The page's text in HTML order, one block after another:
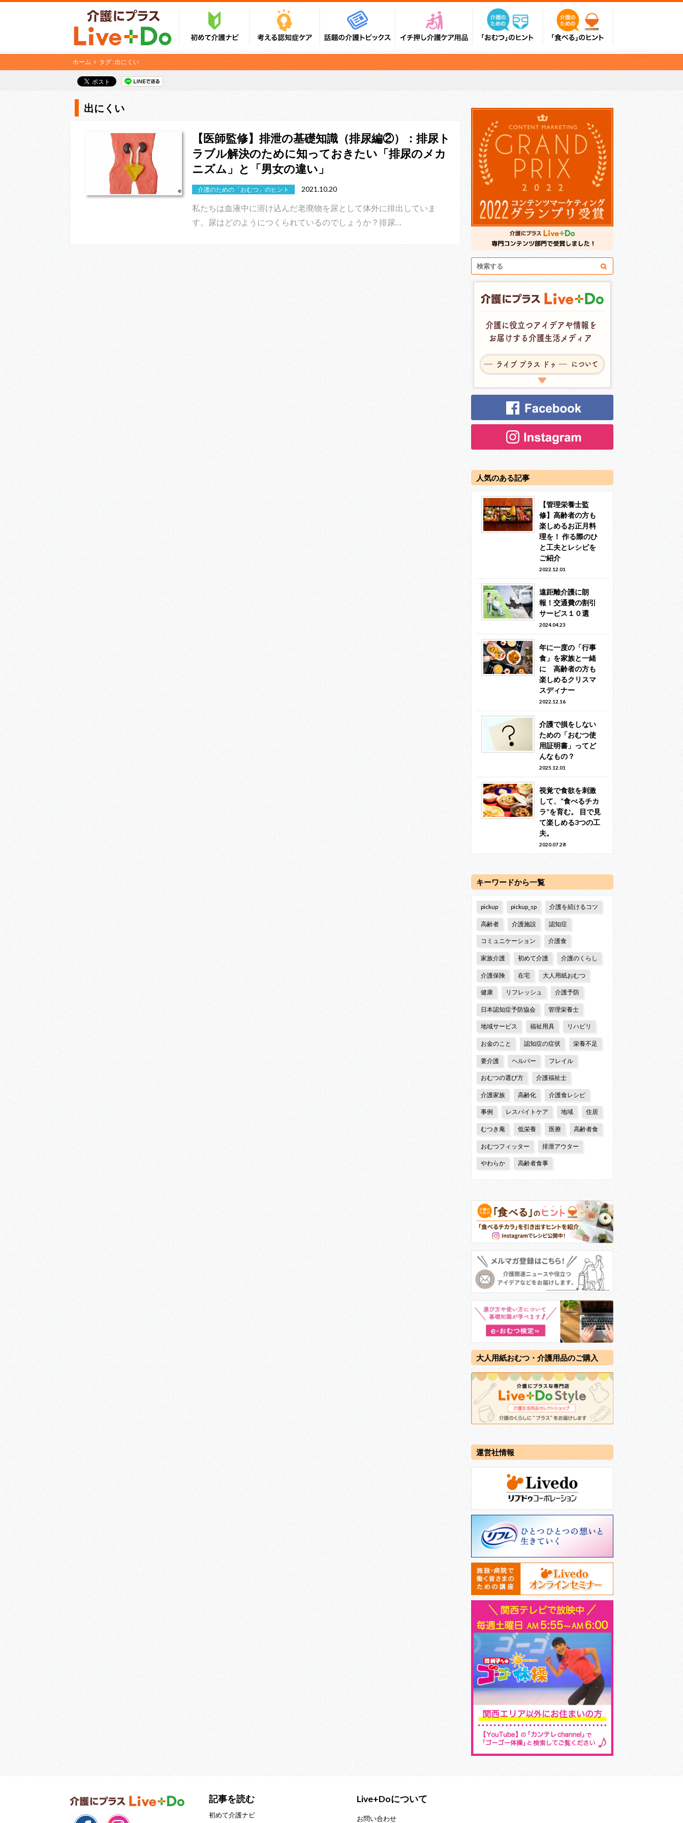
ホーム タグ : 出にくい
出にくい
【医師監修】排泄の基礎知識（排尿編②）：排尿ト
ラブル解決のために知っておきたい「排尿のメカ
ニズム」と「男女の違い」
介護のための「おむつ」のヒント 2021.10.20
私たちは血液中に溶け込んだ老廃物を尿として体外に排出していま
す。尿はどのようにつくられているのでしょうか？排尿…
人気のある記事
【管理栄養士監
修】高齢者の方も
楽しめるお正月料
理を！ 作る際のひ
と工夫とレシピを
ご紹介
2022.12.01
遠距離介護に朗
報！交通費の割引
サービス１０選
2024.04.23
年に一度の「行事
食」を家族と一緒
に 高齢者の方も
楽しめるクリスマ
スディナー
2022.12.16
介護で損をしない
ための「おむつ使
用証明書」ってど
んなもの？
2025.12.01
視覚で食欲を刺激
して、“食べるチカ
ラ”を育む。 目で見
て楽しめる3つの工
夫。
2020.07.28
キーワードから一覧
pickup pickup_sp 介護を続けるコツ
高齢者 介護施設 認知症
コミュニケーション 介護食
家族介護 初めて介護 介護のくらし
介護保険 在宅 大人用紙おむつ
健康 リフレッシュ 介護予防
日本認知症予防協会 管理栄養士
地域サービス 福祉用具 リハビリ
お金のこと 認知症の症状 栄養不足
要介護 ヘルパー フレイル
おむつの選び方 介護福祉士
介護家族 高齢化 介護食レシピ
事例 レスパイトケア 地域 住居
むつき庵 低栄養 医療 高齢者食
おむつフィッター 排泄アウター
やわらか 高齢者食事
大人用紙おむつ・介護用品のご購入
運営社情報
記事を読む
初めて介護ナビ
Live+Doについて
お問い合わせ